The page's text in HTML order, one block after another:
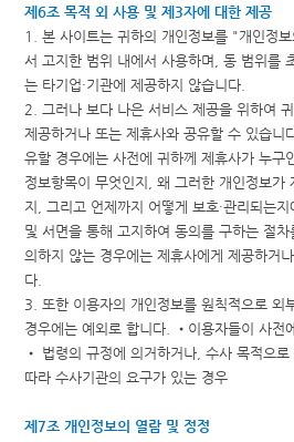
제6조 목적 외 사용 및 제3자에 대한 제공
1. 본 사이트는 귀하의 개인정보를 "개인정
서 고지한 범위 내에서 사용하며, 동 범위를
는 타기업·기관에 제공하지 않습니다.
2. 그러나 보다 나은 서비스 제공을 위하여
제공하거나 또는 제휴사와 공유할 수 있습니
유할 경우에는 사전에 귀하께 제휴사가 누구
정보항목이 무엇인지, 왜 그러한 개인정보가
지, 그리고 언제까지 어떻게 보호·관리되는
및 서면을 통해 고지하여 동의를 구하는 절
의하지 않는 경우에는 제휴사에게 제공하거
다.
3. 또한 이용자의 개인정보를 원칙적으로 외
경우에는 예외로 합니다. •이용자들이 사전
• 법령의 규정에 의거하거나, 수사 목적으로
따라 수사기관의 요구가 있는 경우
제7조 개인정보의 열람 및 정정